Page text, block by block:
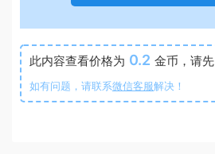
此内容查看价格为 0.2 金币，请先
如有问题，请联系微信客服解决！